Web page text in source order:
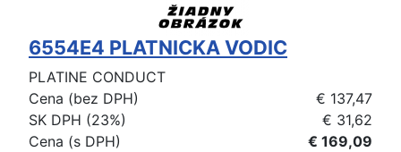
6554E4 PLATNICKA VODIC
PLATINE CONDUCT
Cena (bez DPH)
€ 137,47
SK DPH (23%)
€ 31,62
Cena (s DPH)
€ 169,09